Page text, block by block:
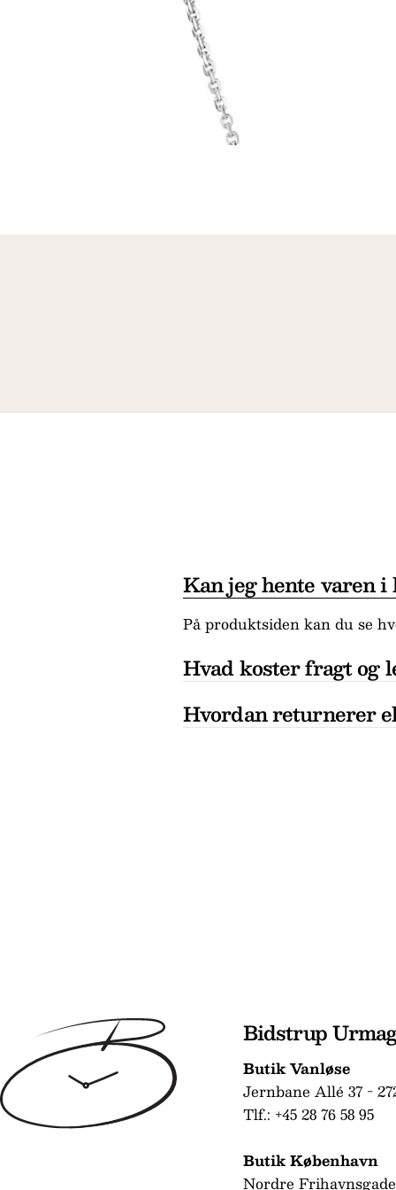
Kan jeg hente varen
På produktsiden kan du se
Hvad koster fragt og
Hvordan returnerer
Bidstrup
Butik Vanløse
Jernbane Allé 37 -
Tlf.: +45 28 76 58 95
Butik København
Nordre